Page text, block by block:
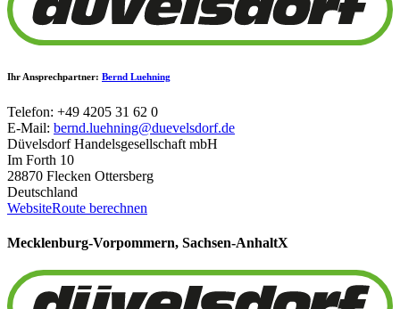
Ihr Ansprechpartner: Bernd Luehning
Telefon: +49 4205 31 62 0
E-Mail: bernd.luehning@duevelsdorf.de
Düvelsdorf Handelsgesellschaft mbH
Im Forth 10
28870 Flecken Ottersberg
Deutschland
WebsiteRoute berechnen
Mecklenburg-Vorpommern, Sachsen-AnhaltX